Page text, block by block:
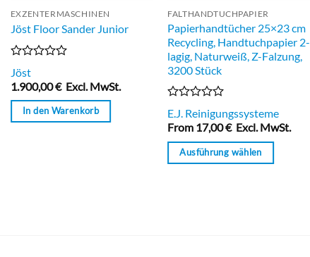
EXZENTERMASCHINEN
Jöst Floor Sander Junior
Bewertet
mit
0
von
Jöst
1.900,00€ Excl. MwSt.
In den Warenkorb
FALTHANDTUCHPAPIER
Papierhandtücher 25×23 cm
Recycling, Handtuchpapier 2-
lagig, Naturweiß, Z-Falzung,
3200 Stück
Bewertet
mit
0
von
E.J. Reinigungssysteme
From 17,00€ Excl. MwSt.
Ausführung wählen